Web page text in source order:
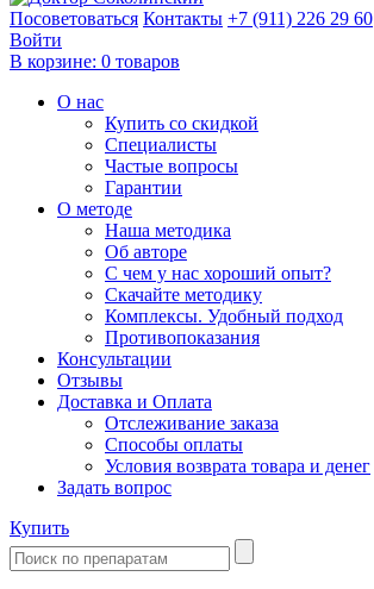
Посоветоваться Контакты +7 (911) 226 29 60
Войти
В корзине: 0 товаров
О нас
Купить со скидкой
Специалисты
Частые вопросы
Гарантии
О методе
Наша методика
Об авторе
С чем у нас хороший опыт?
Скачайте методику
Комплексы. Удобный подход
Противопоказания
Консультации
Отзывы
Доставка и Оплата
Отслеживание заказа
Способы оплаты
Условия возврата товара и денег
Задать вопрос
Купить